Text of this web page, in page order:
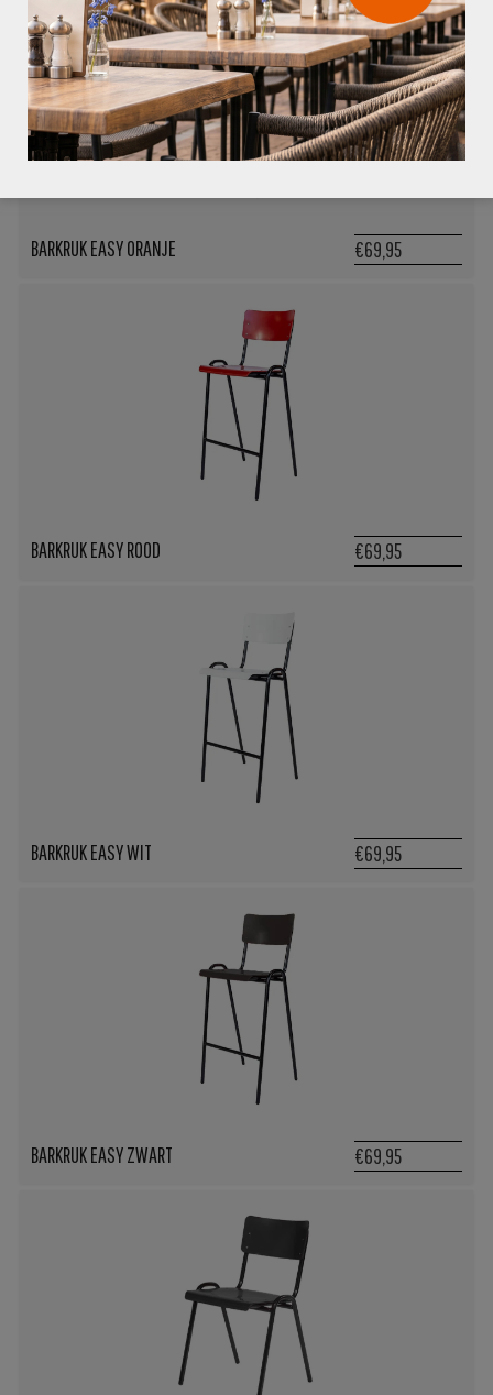
BARKRUK EASY ORANJE €69,95
BARKRUK EASY ROOD €69,95
BARKRUK EASY WIT €69,95
BARKRUK EASY ZWART €69,95